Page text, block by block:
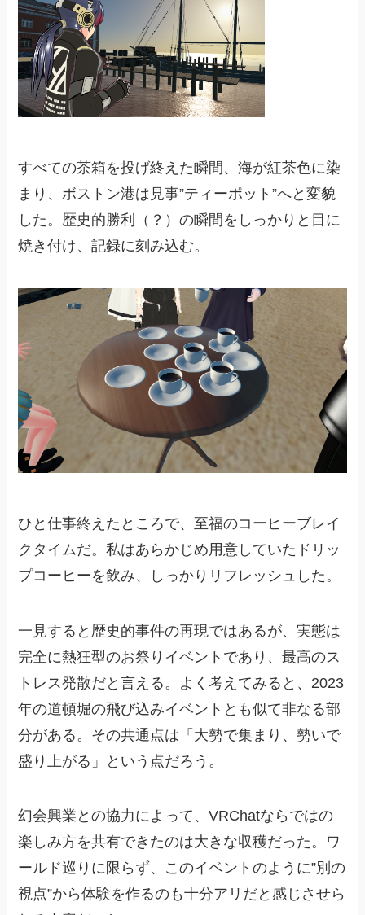
すべての茶箱を投げ終えた瞬間、海が紅茶色に染
まり、ボストン港は見事”ティーポット”へと変貌
した。歴史的勝利（？）の瞬間をしっかりと目に
焼き付け、記録に刻み込む。
ひと仕事終えたところで、至福のコーヒーブレイ
クタイムだ。私はあらかじめ用意していたドリッ
プコーヒーを飲み、しっかりリフレッシュした。
一見すると歴史的事件の再現ではあるが、実態は
完全に熱狂型のお祭りイベントであり、最高のス
トレス発散だと言える。よく考えてみると、2023
年の道頓堀の飛び込みイベントとも似て非なる部
分がある。その共通点は「大勢で集まり、勢いで
盛り上がる」という点だろう。
幻会興業との協力によって、VRChatならではの
楽しみ方を共有できたのは大きな収穫だった。ワ
ールド巡りに限らず、このイベントのように”別の
視点”から体験を作るのも十分アリだと感じさせら